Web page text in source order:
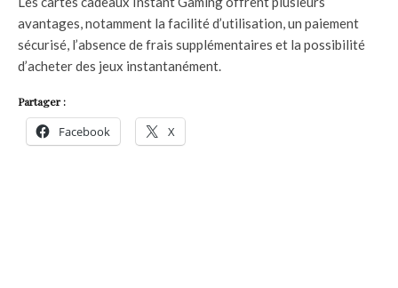
avantages, notamment la facilité d’utilisation, un paiement
sécurisé, l’absence de frais supplémentaires et la possibilité
d’acheter des jeux instantanément.
Partager :
Facebook X